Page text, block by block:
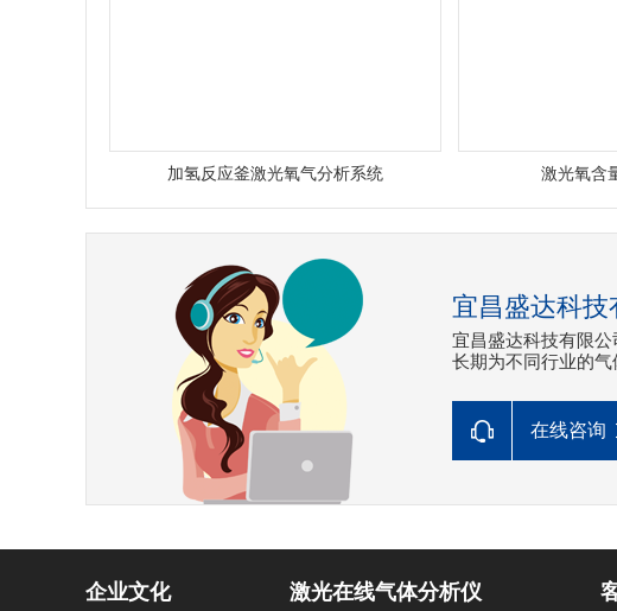
加氢反应釜激光氧气分析系统 激光氧含
宜昌盛达科技
宜昌盛达科技有限公
长期为不同行业的气
在线咨询
企业文化 激光在线气体分析仪